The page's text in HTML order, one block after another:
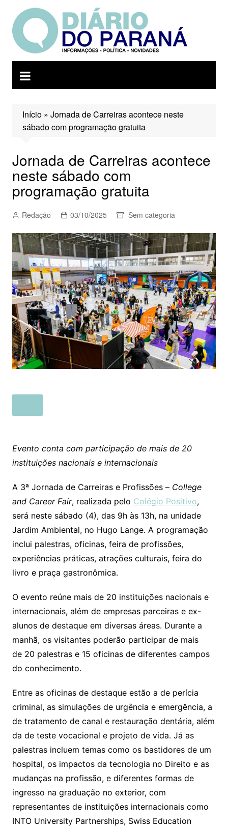
para
conteúdo
Início» Jornada de Carreiras acontece neste
sábado com programação gratuita
Jornada de Carreiras acontece
neste sábado com
programação gratuita
Redação 03/10/2025 Sem categoria
Evento conta com participação de mais de 20
instituições nacionais e internacionais
A 3ª Jornada de Carreiras e Profissões – College
and Career Fair, realizada pelo Colégio Positivo,
será neste sábado (4), das 9h às 13h, na unidade
Jardim Ambiental, no Hugo Lange. A programação
inclui palestras, oficinas, feira de profissões,
experiências práticas, atrações culturais, feira do
livro e praça gastronômica.
O evento reúne mais de 20 instituições nacionais e
internacionais, além de empresas parceiras e ex-
alunos de destaque em diversas áreas. Durante a
manhã, os visitantes poderão participar de mais
de 20 palestras e 15 oficinas de diferentes campos
do conhecimento.
Entre as oficinas de destaque estão a de perícia
criminal, as simulações de urgência e emergência, a
de tratamento de canal e restauração dentária, além
da de teste vocacional e projeto de vida. Já as
palestras incluem temas como os bastidores de um
hospital, os impactos da tecnologia no Direito e as
mudanças na profissão, e diferentes formas de
ingresso na graduação no exterior, com
representantes de instituições internacionais como
INTO University Partnerships, Swiss Education